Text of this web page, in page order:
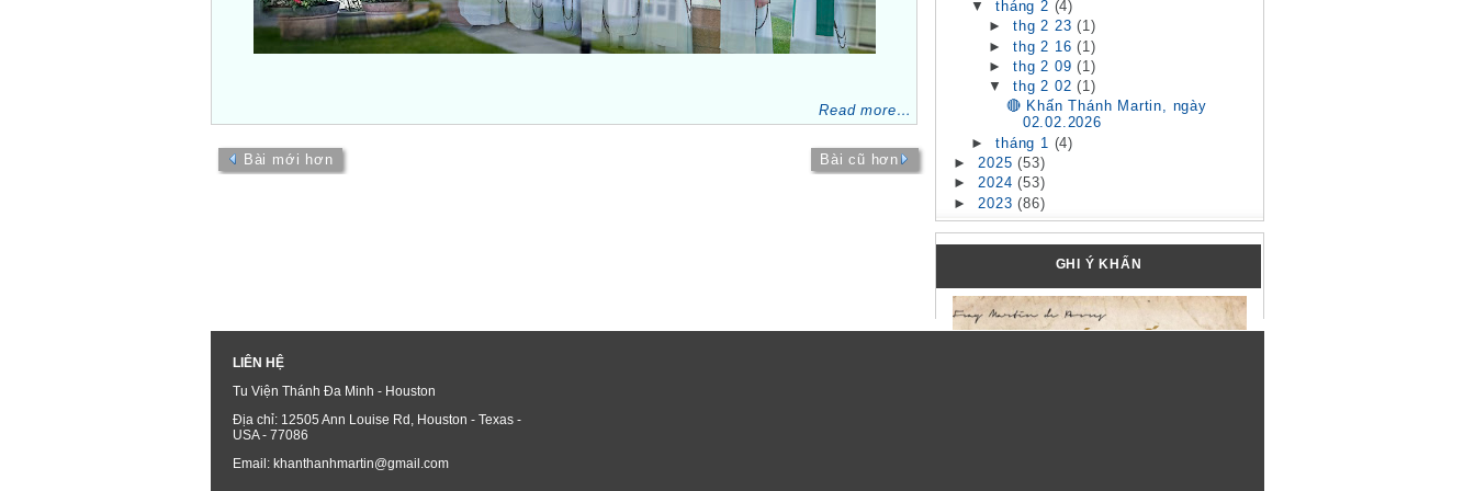
Read more…
Bài mới hơn Bài cũ hơn
▼tháng 2 (4)
►thg 2 23(1)
►thg 2 16(1)
►thg 2 09(1)
▼thg 2 02(1)
🔴 Khấn Thánh Martin, ngày
02.02.2026
►tháng 1 (4)
►2025(53)
►2024(53)
► 2023(86)
GHI Ý KHẤN
LIÊN HỆ
Tu Viện Thánh Đa Minh - Houston
Địa chỉ: 12505 Ann Louise Rd, Houston - Texas -
USA - 77086
Email: khanthanhmartin@gmail.com